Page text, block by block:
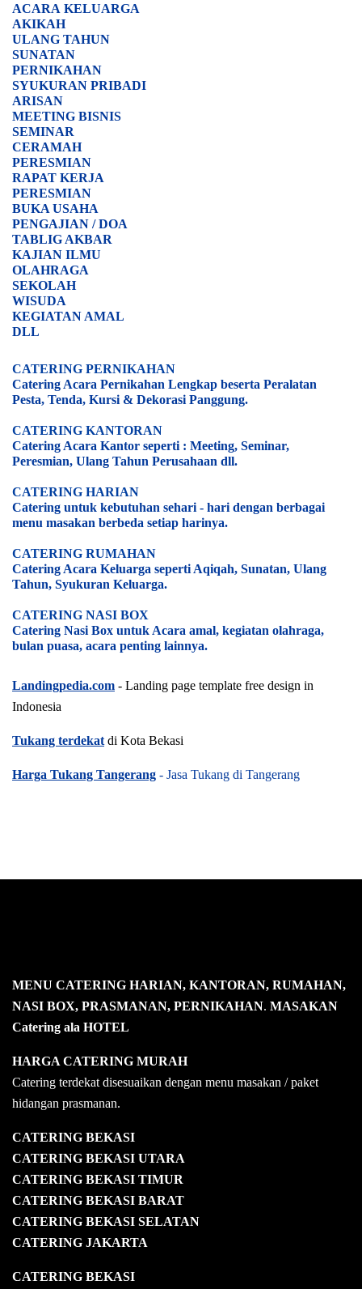
ACARA KELUARGA
AKIKAH
ULANG TAHUN
SUNATAN
PERNIKAHAN
SYUKURAN PRIBADI
ARISAN
MEETING BISNIS
SEMINAR
CERAMAH
PERESMIAN
RAPAT KERJA
PERESMIAN
BUKA USAHA
PENGAJIAN / DOA
TABLIG AKBAR
KAJIAN ILMU
OLAHRAGA
SEKOLAH
WISUDA
KEGIATAN AMAL
DLL
CATERING PERNIKAHAN
Catering Acara Pernikahan Lengkap beserta Peralatan
Pesta, Tenda, Kursi & Dekorasi Panggung.
CATERING KANTORAN
Catering Acara Kantor seperti : Meeting, Seminar,
Peresmian, Ulang Tahun Perusahaan dll.
CATERING HARIAN
Catering untuk kebutuhan sehari - hari dengan berbagai
menu masakan berbeda setiap harinya.
CATERING RUMAHAN
Catering Acara Keluarga seperti Aqiqah, Sunatan, Ulang
Tahun, Syukuran Keluarga.
CATERING NASI BOX
Catering Nasi Box untuk Acara amal, kegiatan olahraga,
bulan puasa, acara penting lainnya.
Landingpedia.com - Landing page template free design in
Indonesia
Tukang terdekat di Kota Bekasi
Harga Tukang Tangerang - Jasa Tukang di Tangerang
MENU CATERING HARIAN, KANTORAN, RUMAHAN,
NASI BOX, PRASMANAN, PERNIKAHAN. MASAKAN
Catering ala HOTEL
HARGA CATERING MURAH
Catering terdekat disesuaikan dengan menu masakan / paket
hidangan prasmanan.
CATERING BEKASI
CATERING BEKASI UTARA
CATERING BEKASI TIMUR
CATERING BEKASI BARAT
CATERING BEKASI SELATAN
CATERING JAKARTA
CATERING BEKASI